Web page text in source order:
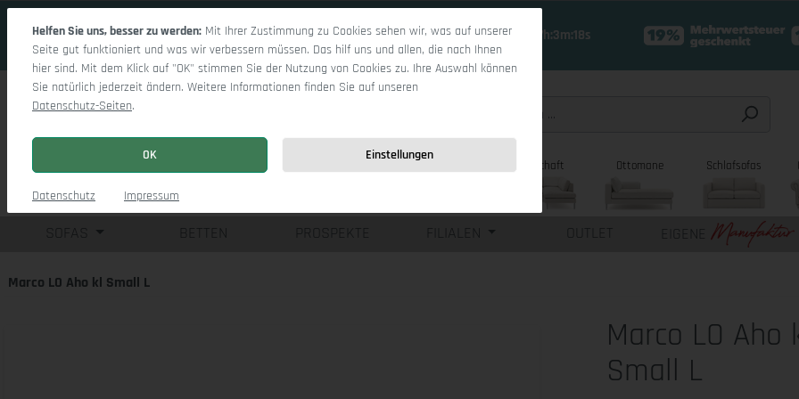
19 Tage 7h:3m:17s
Wohnlandschaft Ottomane Schlafsofas
BETTEN PROSPEKTE FILIALEN OUTLET EIGENE
Marco LO Aho kl Small L
Marco LO Aho
Small L
Helfen Sie uns, besser zu werden: Mit Ihrer Zustimmung zu Cookies sehen wir, was auf unserer
Seite gut funktioniert und was wir verbessern müssen. Das hilf uns und allen, die nach Ihnen
hier sind. Mit dem Klick auf "OK" stimmen Sie der Nutzung von Cookies zu. Ihre Auswahl können
Sie natürlich jederzeit ändern. Weitere Informationen finden Sie auf unseren
Datenschutz-Seiten.
OK Einstellungen
Datenschutz Impressum